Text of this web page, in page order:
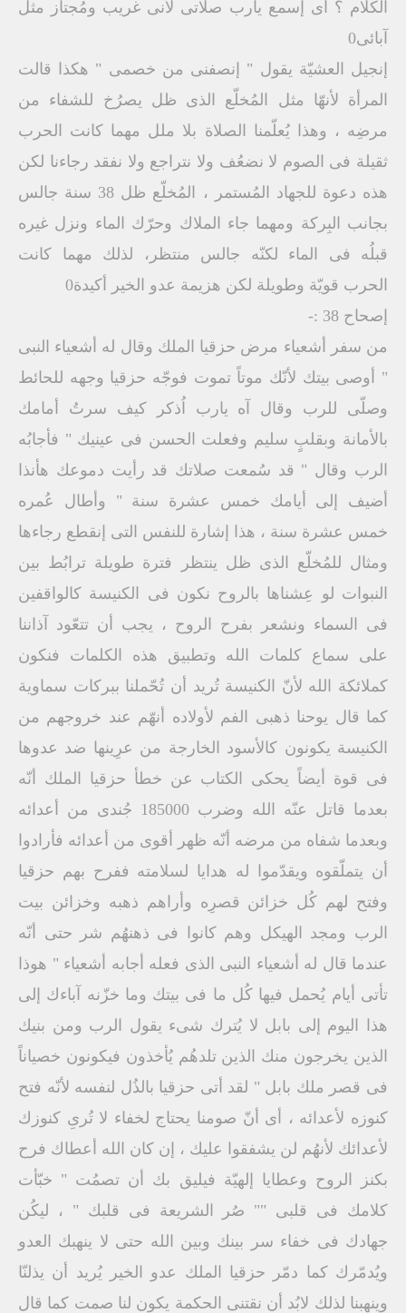
الكلام ؟ أى إسمع يارب صلاتى لأنى غريب ومُجتاز مثل
آبائى0
إنجيل العشيّة يقول " إنصفنى من خصمى " هكذا قالت
المرأة لأنهّا مثل المُخلّع الذى ظل يصرُخ للشفاء من
مرضِه ، وهذا يُعلّمنا الصلاة بلا ملل مهما كانت الحرب
ثقيلة فى الصوم لا نضعُف ولا نتراجع ولا نفقد رجاءنا لكن
هذه دعوة للجهاد المُستمر ، المُخلّع ظل 38 سنة جالس
بجانب البِركة ومهما جاء الملاك وحرّك الماء ونزل غيره
قبلُه فى الماء لكنّه جالس منتظر، لذلك مهما كانت
الحرب قويّة وطويلة لكن هزيمة عدو الخير أكيدة0
إصحاح 38 :-
من سفر أشعياء مرض حزقيا الملك وقال له أشعياء النبى
" أوصى بيتك لأنّك موتاً تموت فوجّه حزقيا وجهه للحائط
وصلّى للرب وقال آه يارب اُذكر كيف سرتُ أمامك
بالأمانة وبقلبٍ سليم وفعلت الحسن فى عينيك " فأجابُه
الرب وقال " قد سُمعت صلاتك قد رأيت دموعك هأنذا
أضيف إلى أيامك خمس عشرة سنة " وأطال عُمره
خمس عشرة سنة ، هذا إشارة للنفس التى إنقطع رجاءها
ومثال للمُخلّع الذى ظل ينتظر فترة طويلة ترابُط بين
النبوات لو عِشناها بالروح نكون فى الكنيسة كالواقفين
فى السماء ونشعر بفرح الروح ، يجب أن تتعّود آذاننا
على سماع كلمات الله وتطبيق هذه الكلمات فنكون
كملائكة الله لأنّ الكنيسة تُريد أن تُحّملنا ببركات سماوية
كما قال يوحنا ذهبى الفم لأولاده أنهّم عند خروجهم من
الكنيسة يكونون كالأسود الخارجة من عرِينها ضد عدوها
فى قوة أيضاً يحكى الكتاب عن خطأ حزقيا الملك أنّه
بعدما قاتل عنّه الله وضرب 185000 جُندى من أعدائه
وبعدما شفاه من مرضه أنّه ظهر أقوى من أعدائه فأرادوا
أن يتملّقوه ويقدّموا له هدايا لسلامته ففرح بهم حزقيا
وفتح لهم كُل خزائن قصرِه وأراهم ذهبه وخزائن بيت
الرب ومجد الهيكل وهم كانوا فى ذهنهُم شر حتى أنّه
عندما قال له أشعياء النبى الذى فعله أجابه أشعياء " هوذا
تأتى أيام يُحمل فيها كُل ما فى بيتك وما خزّنه آباءك إلى
هذا اليوم إلى بابل لا يُترك شىء يقول الرب ومن بنيك
الذين يخرجون منك الذين تلدهُم يُأخذون فيكونون خصياناً
فى قصر ملك بابل " لقد أتى حزقيا بالذُل لنفسه لأنّه فتح
كنوزه لأعدائه ، أى أنّ صومنا يحتاج لخفاء لا تُرىِ كنوزك
لأعدائك لأنهُم لن يشفقوا عليك ، إن كان الله أعطاك فرح
بكنز الروح وعطايا إلهيّة فيليق بك أن تصمُت " خبّأت
كلامك فى قلبى "" صُر الشريعة فى قلبك " ، ليكُن
جهادك فى خفاء سر بينك وبين الله حتى لا ينهبك العدو
ويُدمّرك كما دمّر حزقيا الملك عدو الخير يُريد أن يذلنّا
وينهبنا لذلك لابُد أن نقتنى الحكمة يكون لنا صمت كما قال